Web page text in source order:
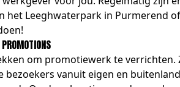
het Leeghwaterpark in Purmerend of
om promotiewerk te
bezoekers vanuit eigen en